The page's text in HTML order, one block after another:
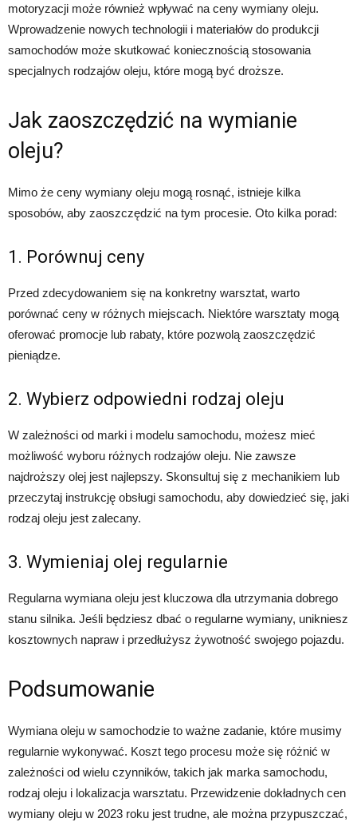
motoryzacji może również wpływać na ceny wymiany oleju.
Wprowadzenie nowych technologii i materiałów do produkcji
samochodów może skutkować koniecznością stosowania
specjalnych rodzajów oleju, które mogą być droższe.
Jak zaoszczędzić na wymianie
oleju?
Mimo że ceny wymiany oleju mogą rosnąć, istnieje kilka
sposobów, aby zaoszczędzić na tym procesie. Oto kilka porad:
1. Porównuj ceny
Przed zdecydowaniem się na konkretny warsztat, warto
porównać ceny w różnych miejscach. Niektóre warsztaty mogą
oferować promocje lub rabaty, które pozwolą zaoszczędzić
pieniądze.
2. Wybierz odpowiedni rodzaj oleju
W zależności od marki i modelu samochodu, możesz mieć
możliwość wyboru różnych rodzajów oleju. Nie zawsze
najdroższy olej jest najlepszy. Skonsultuj się z mechanikiem lub
przeczytaj instrukcję obsługi samochodu, aby dowiedzieć się, jaki
rodzaj oleju jest zalecany.
3. Wymieniaj olej regularnie
Regularna wymiana oleju jest kluczowa dla utrzymania dobrego
stanu silnika. Jeśli będziesz dbać o regularne wymiany, unikniesz
kosztownych napraw i przedłużysz żywotność swojego pojazdu.
Podsumowanie
Wymiana oleju w samochodzie to ważne zadanie, które musimy
regularnie wykonywać. Koszt tego procesu może się różnić w
zależności od wielu czynników, takich jak marka samochodu,
rodzaj oleju i lokalizacja warsztatu. Przewidzenie dokładnych cen
wymiany oleju w 2023 roku jest trudne, ale można przypuszczać,